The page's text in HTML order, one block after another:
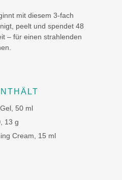
mit diesem 3-fach
peelt und spendet 48
– für einen strahlenden
50 ml
13 g
Cream, 15 ml